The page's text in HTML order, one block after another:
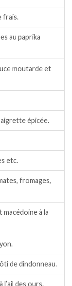
frais.
au paprika
moutarde et
épicée.
etc.
fromages,
macédoine à la
de dindonneau.
l’ail des ours.